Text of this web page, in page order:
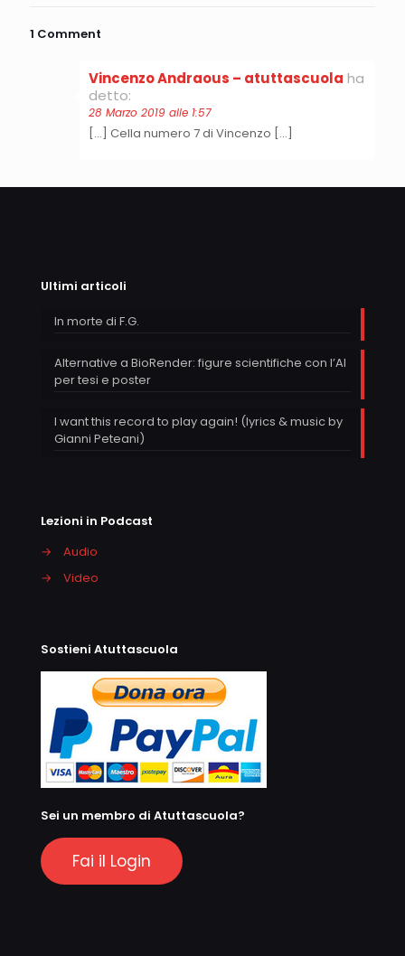
1 Comment
Vincenzo Andraous – atuttascuola ha
detto:
28 Marzo 2019 alle 1:57
[…] Cella numero 7 di Vincenzo […]
Ultimi articoli
In morte di F.G.
Alternative a BioRender: figure scientifiche con l’AI
per tesi e poster
I want this record to play again! (lyrics & music by
Gianni Peteani)
Lezioni in Podcast
→
Audio
→
Video
Sostieni Atuttascuola
Sei un membro di Atuttascuola?
Fai il Login